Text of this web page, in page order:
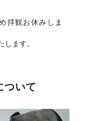
拝観お休みしま
ます。
ついて